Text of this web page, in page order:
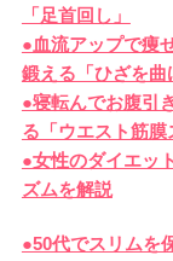
「足首回し」
●血流アップで痩
鍛える「ひざを曲
●寝転んでお腹引
る「ウエスト筋膜
●女性のダイエッ
ズムを解説
●50代でスリムを